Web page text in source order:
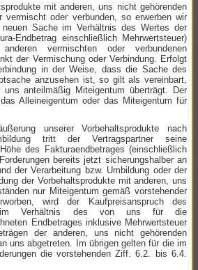
mit anderen, uns nicht gehörenden
vermischt oder verbunden, so erwerben wir
Sache im Verhältnis des Wertes der
Endbetrag einschließlich Mehrwertsteuer)
vermischten oder verbundenen
der Vermischung oder Verbindung. Erfolgt
in der Weise, dass die Sache des
anzusehen ist, so gilt als vereinbart,
uns anteilmäßig Miteigentum überträgt. Der
Alleineigentum oder das Miteigentum für
unserer Vorbehaltsprodukte nach
tritt der Vertragspartner seine
des Fakturaendbetrages (einschließlich
bereits jetzt sicherungshalber an
der Verarbeitung bzw. Umbildung oder der
der Vorbehaltsprodukte mit anderen, uns
nur Miteigentum gemäß vorstehender
wird der Kaufpreisanspruch des
im Verhältnis des von uns für die
Endbetrages inklusive Mehrwertsteuer
der anderen, uns nicht gehörenden
uns abgetreten. Im übrigen gelten für die im
die vorstehenden Ziff. 6.2. bis 6.4.